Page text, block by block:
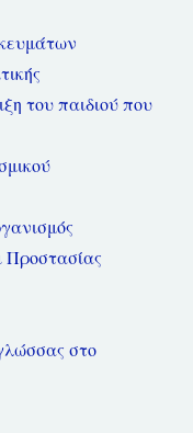
του παιδιού που
Προστασίας
στο